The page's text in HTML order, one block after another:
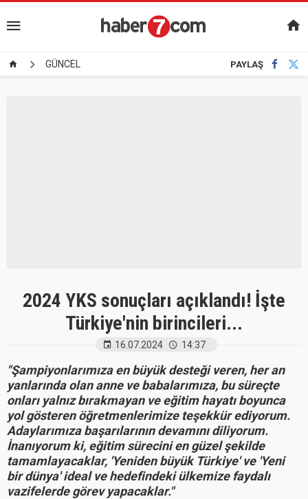
GÜNCEL PAYLAŞ
2024 YKS sonuçları açıklandı! İşte
Türkiye'nin birincileri...
16.07.2024 14:37
"Şampiyonlarımıza en büyük desteği veren, her an
yanlarında olan anne ve babalarımıza, bu süreçte
onları yalnız bırakmayan ve eğitim hayatı boyunca
yol gösteren öğretmenlerimize teşekkür ediyorum.
Adaylarımıza başarılarının devamını diliyorum.
İnanıyorum ki, eğitim sürecini en güzel şekilde
tamamlayacaklar, 'Yeniden büyük Türkiye' ve 'Yeni
bir dünya' ideal ve hedefindeki ülkemize faydalı
vazifelerde görev yapacaklar."